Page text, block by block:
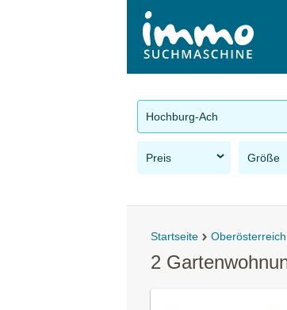
Hochburg-Ach
Preis Größe
Startseite Oberösterreich
2